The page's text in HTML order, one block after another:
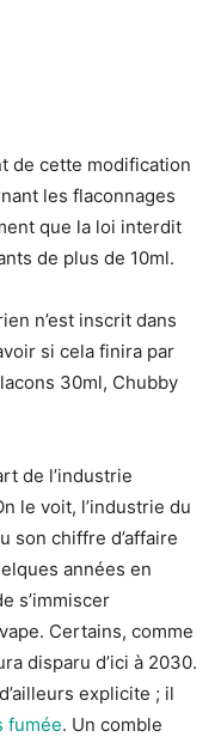
de cette modification
les flaconnages
que la loi interdit
de plus de 10ml.
n’est inscrit dans
si cela finira par
30ml, Chubby
de l’industrie
le voit, l’industrie du
son chiffre d’affaire
années en
s’immiscer
Certains, comme
disparu d’ici à 2030.
explicite ; il
fumée. Un comble